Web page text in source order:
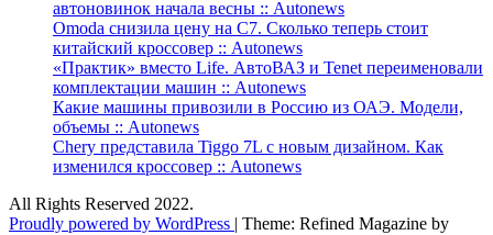
автоновинок начала весны :: Autonews
Omoda снизила цену на C7. Сколько теперь стоит
китайский кроссовер :: Autonews
«Практик» вместо Life. АвтоВАЗ и Tenet переименовали
комплектации машин :: Autonews
Какие машины привозили в Россию из ОАЭ. Модели,
объемы :: Autonews
Chery представила Tiggo 7L с новым дизайном. Как
изменился кроссовер :: Autonews
All Rights Reserved 2022.
Proudly powered by WordPress | Theme: Refined Magazine by